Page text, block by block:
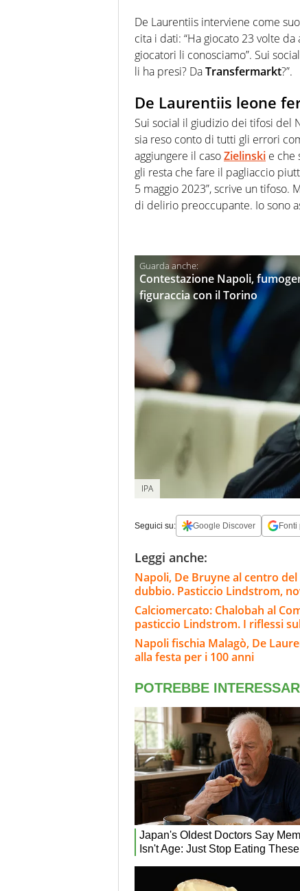
De Laurentiis interviene come
cita i dati: “Ha giocato 23 volte
giocatori li conosciamo”. Sui
li ha presi? DaTransfermarkt?”.
De Laurentiis leone
Sui social il giudizio dei tifosi del
sia reso conto di tutti gli errori
aggiungere il casoZielinski e che
gli resta che fare il pagliaccio
5 maggio 2023”, scrive un tifoso.
di delirio preoccupante. Io sono
Contestazione Napoli,
figuraccia con il Torino
IPA
Seguici su: Google Discover Fonti
Leggi anche:
Napoli, De Bruyne al centro
dubbio. Pasticcio Lindstrom,
Calciomercato: Chalobah al
pasticcio Lindstrom. I riflessi
Napoli fischia Malagò, De
alla festa per i 100 anni